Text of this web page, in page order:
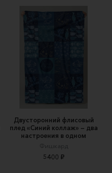
Двусторонний флисовый
плед «Cиний коллаж» — два
настроения в одном
Фишкард
5400 ₽